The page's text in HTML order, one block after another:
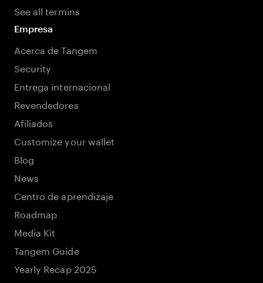
See all termins
Empresa
Acerca de Tangem
Security
Entrega internacional
Revendedores
Afiliados
Customize your wallet
Blog
News
Centro de aprendizaje
Roadmap
Media Kit
Tangem Guide
Yearly Recap 2025